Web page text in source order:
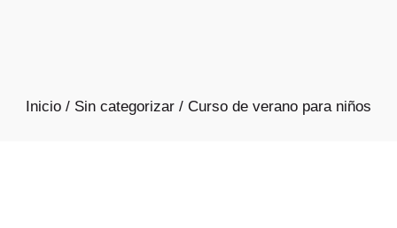
Inicio / Sin categorizar / Curso de verano para niños